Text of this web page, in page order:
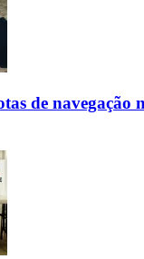
de navegação